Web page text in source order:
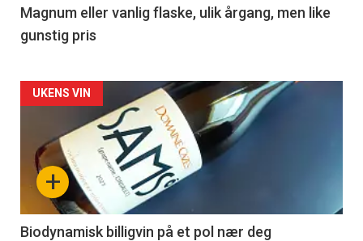
3
Magnum eller vanlig flaske, ulik årgang, men like
gunstig pris
Forsiden
akkurat
nå
4
+
UKENS VIN
Biodynamisk billigvin på et pol nær deg